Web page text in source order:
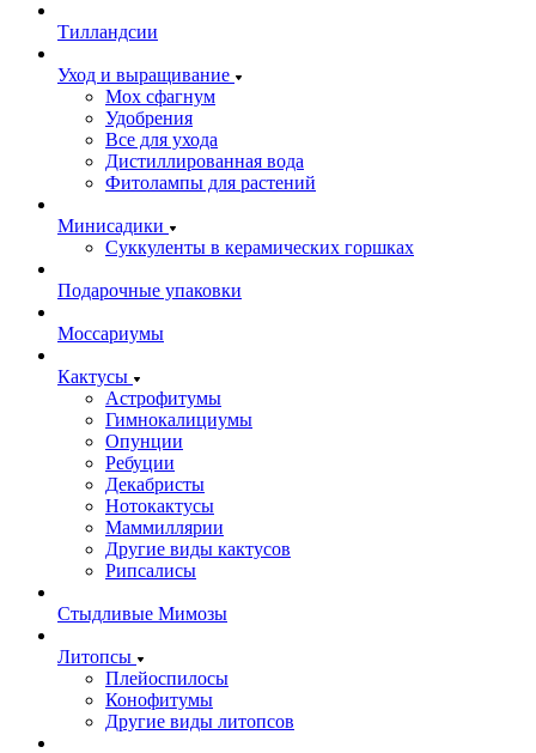
Тилландсии
Уход и выращивание
Мох сфагнум
Удобрения
Все для ухода
Дистиллированная вода
Фитолампы для растений
Минисадики
Суккуленты в керамических горшках
Подарочные упаковки
Моссариумы
Кактусы
Астрофитумы
Гимнокалициумы
Опунции
Ребуции
Декабристы
Нотокактусы
Маммиллярии
Другие виды кактусов
Рипсалисы
Стыдливые Мимозы
Литопсы
Плейоспилосы
Конофитумы
Другие виды литопсов